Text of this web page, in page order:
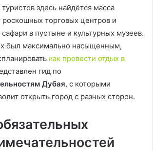
здесь найдётся масса
роскошных торговых центров и
в пустыне и культурных музеев.
был максимально насыщенным,
как провести отдых в
гид по
Дубая, с которыми
открыть город с разных сторон.